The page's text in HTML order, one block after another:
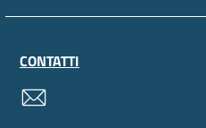
CONTATTI